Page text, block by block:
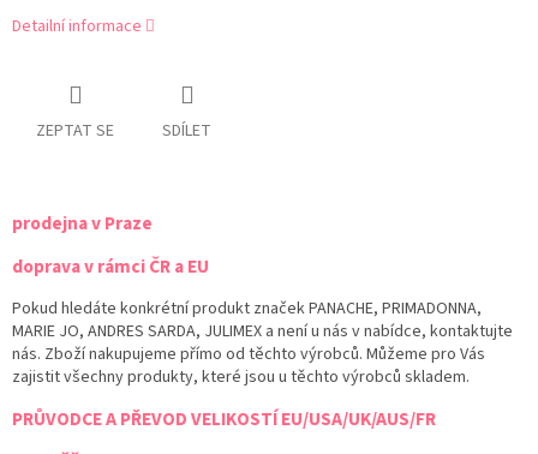
Detailní informace
ZEPTAT SE SDÍLET
prodejna v Praze
doprava v rámci ČR a EU
Pokud hledáte konkrétní produkt značek PANACHE, PRIMADONNA,
MARIE JO, ANDRES SARDA, JULIMEX a není u nás v nabídce, kontaktujte
nás. Zboží nakupujeme přímo od těchto výrobců. Můžeme pro Vás
zajistit všechny produkty, které jsou u těchto výrobců skladem.
PRŮVODCE A PŘEVOD VELIKOSTÍ EU/USA/UK/AUS/FR